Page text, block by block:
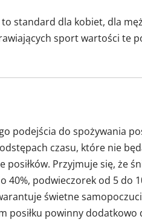
to standard dla kobiet, dla
sport wartości te
podejścia do spożywania
czasu, które nie
Przyjmuje się, że
40%, podwieczorek od 5 do
świetne
posiłku powinny dodatkowo